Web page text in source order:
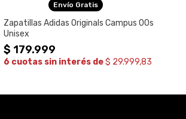
Envío Gratis
Zapatillas Adidas Originals Campus 00s
Unisex
$ 179.999
6 cuotas sin interés de $ 29.999,83